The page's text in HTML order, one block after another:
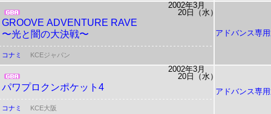
2002年3月
20日（水）
GROOVE ADVENTURE RAVE
〜光と闇の大決戦〜
アドバンス専
コナミ KCEジャパン
2002年3月
20日（水）
パワプロクンポケット4 アドバンス専
コナミ KCE大阪